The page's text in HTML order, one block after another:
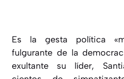
Es la gesta política
fulgurante de la
exultante su líder,